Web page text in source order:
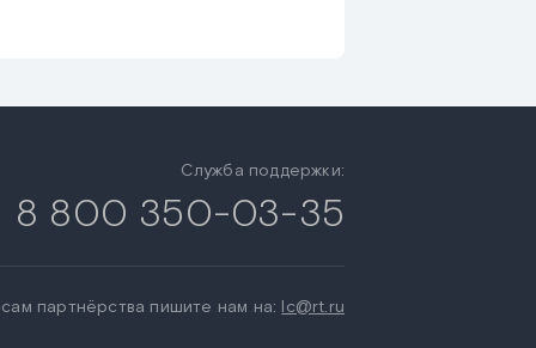
Служба поддержки:
8 800 350-03-35
партнёрства пишите нам на: lc@rt.ru